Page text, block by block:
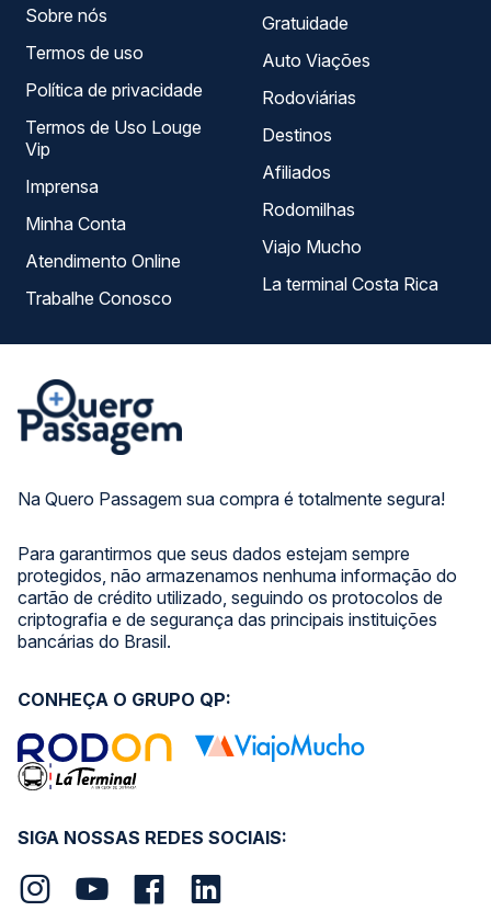
Na Quero Passagem sua compra é totalmente segura!
Para garantirmos que seus dados estejam sempre
protegidos, não armazenamos nenhuma informação do
cartão de crédito utilizado, seguindo os protocolos de
criptografia e de segurança das principais instituições
bancárias do Brasil.
Sobre nós
Termos de uso
Política de privacidade
Termos de Uso Louge
Vip
Imprensa
Minha Conta
Atendimento Online
Trabalhe Conosco
Gratuidade
Auto Viações
Rodoviárias
Destinos
Afiliados
Rodomilhas
Viajo Mucho
La terminal Costa Rica
SIGA NOSSAS REDES SOCIAIS:
CONHEÇA O GRUPO QP: